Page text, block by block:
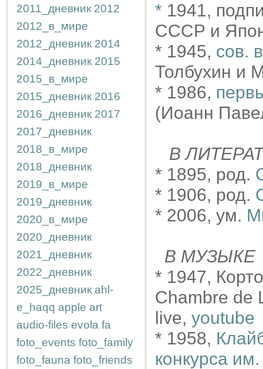
2011_дневник 2012
2012_в_мире
2012_дневник 2014
2014_дневник 2015
2015_в_мире
2015_дневник 2016
2016_дневник 2017
2017_дневник
2018_в_мире
2018_дневник
2019_в_мире
2019_дневник
2020_в_мире
2020_дневник
2021_дневник
2022_дневник
2025_дневник ahl-
e_haqq apple art
audio-files evola fa
foto_events foto_family
foto_fauna foto_friends
* 1941,
СССР и
* 1945, сов.
Толбухин и
* 1986,
(Иоанн
В
* 1895, род.
* 1906, род.
* 2006, ум.
В МУЗЫКЕ
* 1947,
Chambre de
live, youtube
* 1958,
конкурса